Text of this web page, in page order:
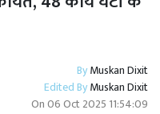
ByMuskan Dixit
Edited ByMuskan Dixit
On06 Oct 2025 11:54:09